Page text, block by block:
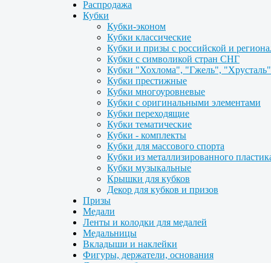
Распродажа
Кубки
Кубки-эконом
Кубки классические
Кубки и призы с российской и
Кубки с символикой стран СНГ
Кубки "Хохлома", "Гжель", "Хрусталь"
Кубки престижные
Кубки многоуровневые
Кубки с оригинальными элементами
Кубки переходящие
Кубки тематические
Кубки - комплекты
Кубки для массового спорта
Кубки из металлизированного
Кубки музыкальные
Крышки для кубков
Декор для кубков и призов
Призы
Медали
Ленты и колодки для медалей
Медальницы
Вкладыши и наклейки
Фигуры, держатели, основания